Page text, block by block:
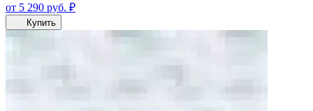
от 5 290 руб. ₽
Купить